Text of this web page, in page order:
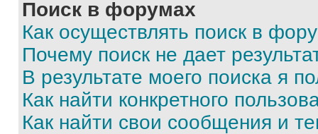
Поиск в форумах
Как осуществлять поиск в
Почему поиск не дает
В результате моего поиска я
Как найти конкретного
Как найти свои сообщения и